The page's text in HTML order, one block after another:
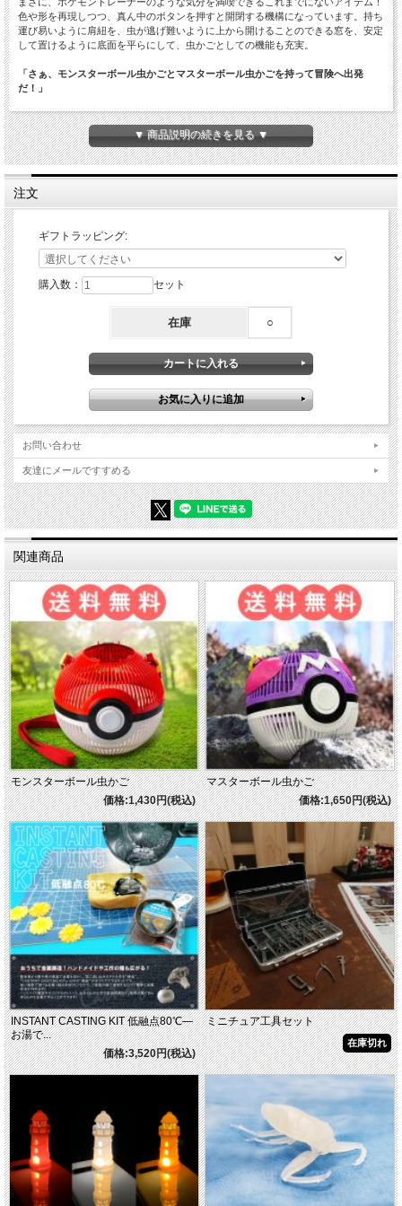
色や形を再現しつつ、真ん中のボタンを押すと開閉する機構になっています。持ち
運び易いように肩紐を、虫が逃げ難いように上から開けることのできる窓を、安定
して置けるように底面を平らにして、虫かごとしての機能も充実。
「さぁ、モンスターボール虫かごとマスターボール虫かごを持って冒険へ出発
だ！」
発売元：株式会社 タカラトミー 販売元：株式会社 キャステム
©Nintendo・Creatures・GAME FREAK・TV Tokyo・ShoPro・JR Kikaku
©Pokémon
▼ 商品説明の続きを見る ▼
注文
ギフトラッピング:
購入数： セット
在庫 ○
お問い合わせ
友達にメールですすめる
関連商品
モンスターボール虫かご
価格:1,430円(税込)
マスターボール虫かご
価格:1,650円(税込)
INSTANT CASTING KIT 低融点80℃―
お湯で...
価格:3,520円(税込)
ミニチュア工具セット
在庫切れ